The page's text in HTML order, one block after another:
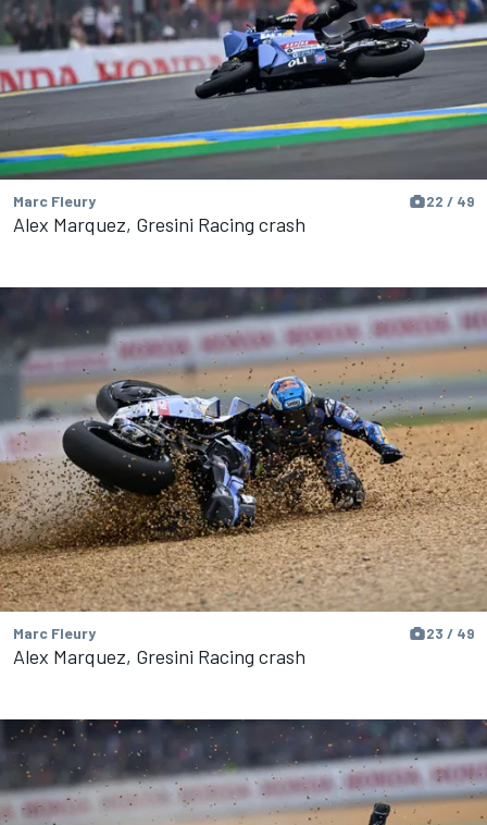
Marc Fleury 22 / 49
Alex Marquez, Gresini Racing crash
Marc Fleury 23 / 49
Alex Marquez, Gresini Racing crash